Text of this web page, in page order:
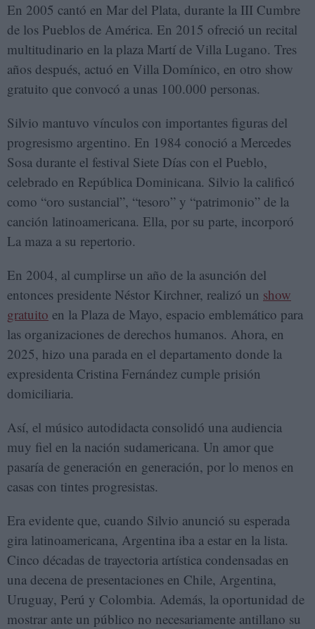
En 2005 cantó en Mar del Plata, durante la III Cumbre
de los Pueblos de América. En 2015 ofreció un recital
multitudinario en la plaza Martí de Villa Lugano. Tres
años después, actuó en Villa Domínico, en otro show
gratuito que convocó a unas 100.000 personas.
Silvio mantuvo vínculos con importantes figuras del
progresismo argentino. En 1984 conoció a Mercedes
Sosa durante el festival Siete Días con el Pueblo,
celebrado en República Dominicana. Silvio la calificó
como “oro sustancial”, “tesoro” y “patrimonio” de la
canción latinoamericana. Ella, por su parte, incorporó
La maza a su repertorio.
En 2004, al cumplirse un año de la asunción del
entonces presidente Néstor Kirchner, realizó un show
gratuito en la Plaza de Mayo, espacio emblemático para
las organizaciones de derechos humanos. Ahora, en
2025, hizo una parada en el departamento donde la
expresidenta Cristina Fernández cumple prisión
domiciliaria.
Así, el músico autodidacta consolidó una audiencia
muy fiel en la nación sudamericana. Un amor que
pasaría de generación en generación, por lo menos en
casas con tintes progresistas.
Era evidente que, cuando Silvio anunció su esperada
gira latinoamericana, Argentina iba a estar en la lista.
Cinco décadas de trayectoria artística condensadas en
una decena de presentaciones en Chile, Argentina,
Uruguay, Perú y Colombia. Además, la oportunidad de
mostrar ante un público no necesariamente antillano su